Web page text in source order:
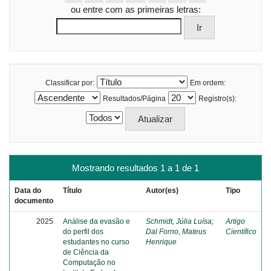
ou entre com as primeiras letras:
Classificar por:
Em ordem:
Resultados/Página
Registro(s):
Mostrando resultados 1 a 1 de 1
Data do
documento
Título Autor(es) Tipo
2025
Análise da evasão e
do perfil dos
estudantes no curso
de Ciência da
Computação no
Schmidt, Júlia Luísa;
Dal Forno, Mateus
Henrique
Artigo
Científico